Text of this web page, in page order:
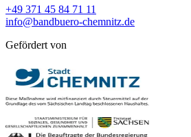
+49 371 45 84 71 11
info@bandbuero-chemnitz.de
Gefördert von